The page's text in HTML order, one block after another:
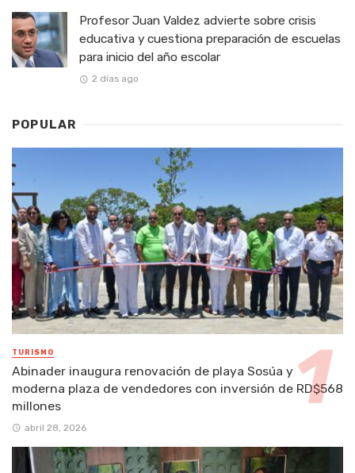
Profesor Juan Valdez advierte sobre crisis
educativa y cuestiona preparación de escuelas
para inicio del año escolar
2 días ago
POPULAR
TURISMO
Abinader inaugura renovación de playa Sosúa y
moderna plaza de vendedores con inversión de RD$568
millones
abril 28, 2026